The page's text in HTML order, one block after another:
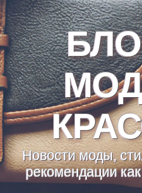
Новости моды,
рекомендации